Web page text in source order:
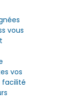
vous
vos
facilité